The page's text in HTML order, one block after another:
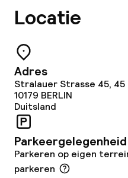
Beleid
Overal rookvrij
Locatie
Adres
Stralauer Strasse 45, 45
10179 BERLIN
Duitsland
Parkeergelegenheid
Parkeren op eigen
parkeren